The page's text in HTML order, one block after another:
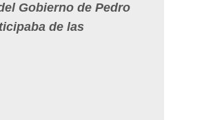
Gobierno de Pedro
de las